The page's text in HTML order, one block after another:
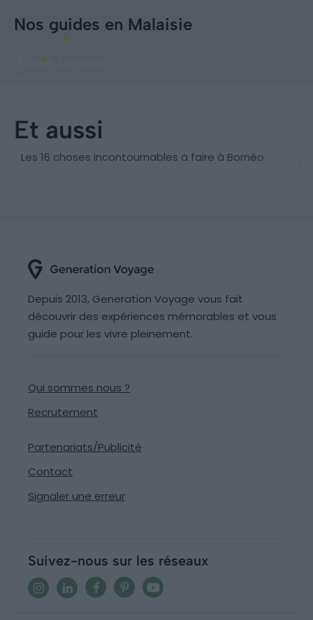
Nos guides en Malaisie
Kuala Lumpur
Et aussi
Bornéo
Les 16 choses incontournables à faire à Bornéo
Depuis 2013, Generation Voyage vous fait
découvrir des expériences mémorables et vous
guide pour les vivre pleinement.
Qui sommes nous ?
Recrutement
Partenariats/Publicité
Contact
Signaler une erreur
Suivez-nous sur les réseaux